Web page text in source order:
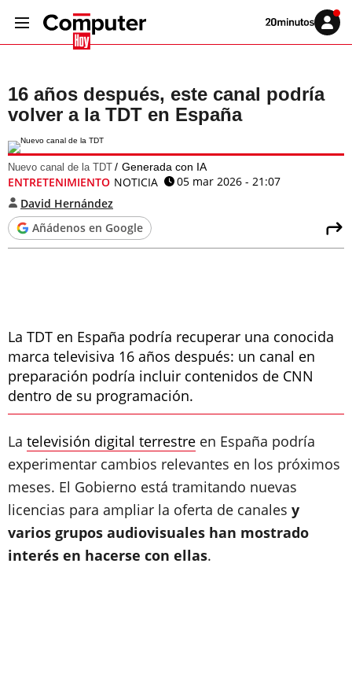
Volver
Iniciar
sesión
16 años después, este canal podría
volver a la TDT en España
Nuevo canal de la TDT Generada con IA
ENTRETENIMIENTO NOTICIA
05 mar 2026 - 21:07
David Hernández
Añádenos en Google
La TDT en España podría recuperar una conocida
marca televisiva 16 años después: un canal en
preparación podría incluir contenidos de CNN
dentro de su programación.
La televisión digital terrestre en España podría
experimentar cambios relevantes en los próximos
meses. El Gobierno está tramitando nuevas
licencias para ampliar la oferta de canales y
varios grupos audiovisuales han mostrado
interés en hacerse con ellas.